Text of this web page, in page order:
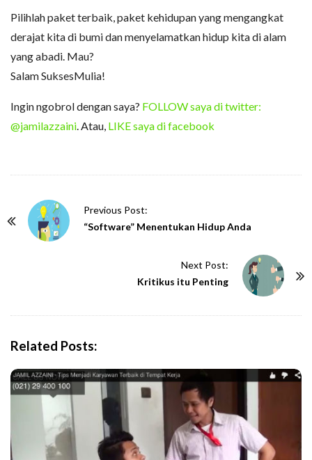
Pilihlah paket terbaik, paket kehidupan yang mengangkat
derajat kita di bumi dan menyelamatkan hidup kita di alam
yang abadi. Mau?
Salam SuksesMulia!
Ingin ngobrol dengan saya? FOLLOW saya di twitter:
@jamilazzaini. Atau, LIKE saya di facebook
Previous Post:
“Software” Menentukan Hidup Anda
Next Post:
Kritikus itu Penting
Related Posts: